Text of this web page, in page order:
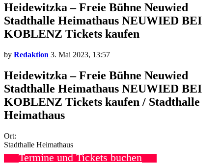
Heidewitzka – Freie Bühne Neuwied
Stadthalle Heimathaus NEUWIED BEI
KOBLENZ Tickets kaufen
by Redaktion 3. Mai 2023, 13:57
Heidewitzka – Freie Bühne Neuwied
Stadthalle Heimathaus NEUWIED BEI
KOBLENZ Tickets kaufen / Stadthalle
Heimathaus
Ort:
Stadthalle Heimathaus
Termine und Tickets buchen